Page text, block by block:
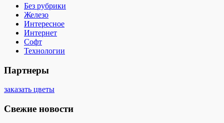
Без рубрики
Железо
Интересное
Интернет
Софт
Технологии
Партнеры
заказать цветы
Свежие новости